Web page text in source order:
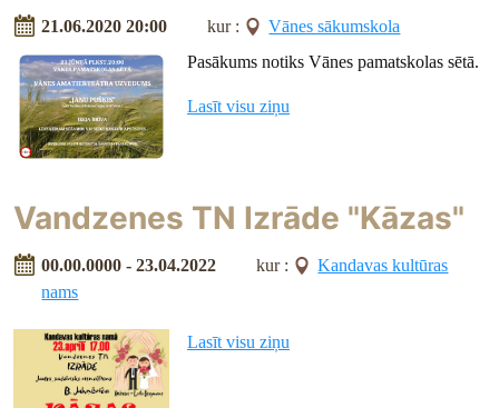
21.06.2020 20:00 kur :
Vānes sākumskola
Pasākums notiks Vānes pamatskolas sētā.
Lasīt visu ziņu
Vandzenes TN Izrāde "Kāzas"
00.00.0000 - 23.04.2022 kur :
Kandavas kultūras
nams
Lasīt visu ziņu